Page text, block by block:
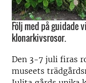
Följ med på guidade
klonarkivsrosor.
Den 3-7 juli firas
museets